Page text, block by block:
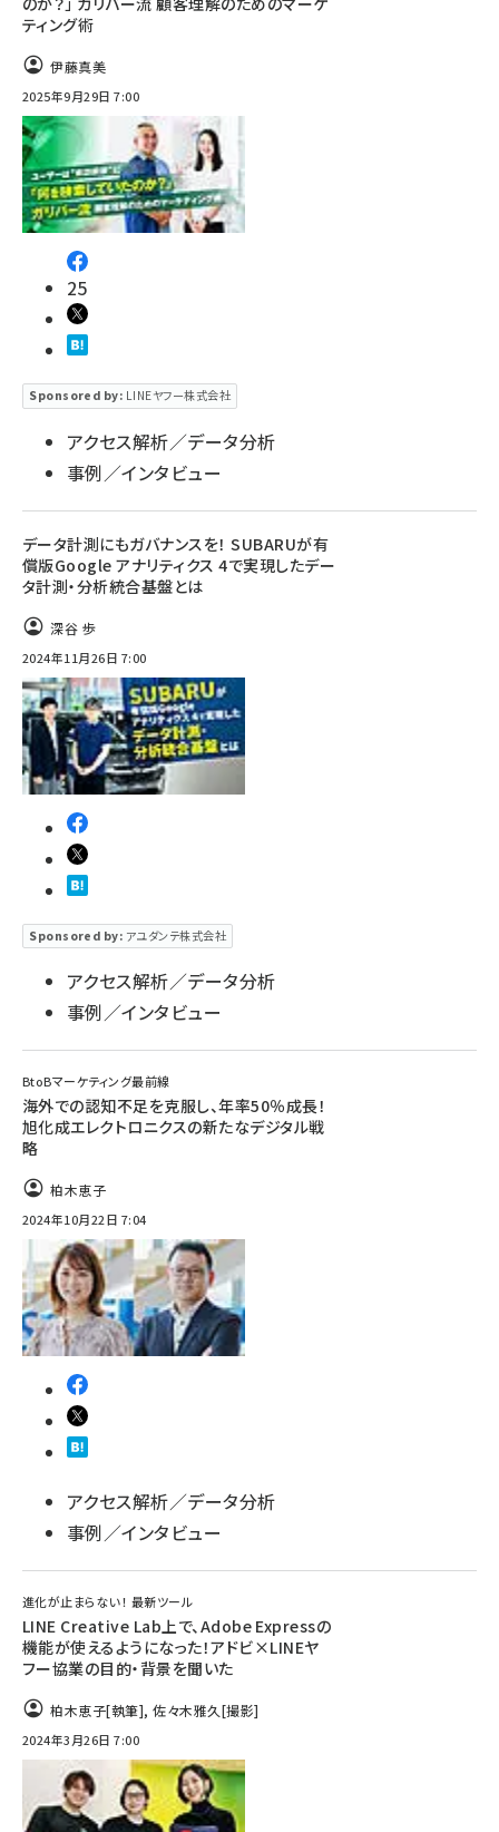
ティング術
伊藤真美
2025年9月29日 7:00
25
Sponsored by: LINEヤフー株式会社
アクセス解析／データ分析
事例／インタビュー
データ計測にもガバナンスを！ SUBARUが有
償版Google アナリティクス 4で実現したデー
タ計測・分析統合基盤とは
深谷 歩
2024年11月26日 7:00
Sponsored by: アユダンテ株式会社
アクセス解析／データ分析
事例／インタビュー
BtoBマーケティング最前線
海外での認知不足を克服し、年率50％成長！
旭化成エレクトロニクスの新たなデジタル戦
略
柏木恵子
2024年10月22日 7:04
アクセス解析／データ分析
事例／インタビュー
進化が止まらない！ 最新ツール
LINE Creative Lab上で、Adobe Expressの
機能が使えるようになった！アドビ×LINEヤ
フー協業の目的・背景を聞いた
柏木恵子[執筆],佐々木雅久[撮影]
2024年3月26日 7:00